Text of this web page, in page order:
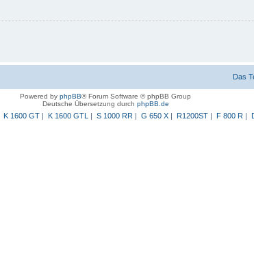
Das
Powered by phpBB® Forum Software © phpBB Group
Deutsche Übersetzung durch phpBB.de
K 1600 GT| K 1600 GTL | S 1000 RR | G 650 X| R1200ST| F 800 R |